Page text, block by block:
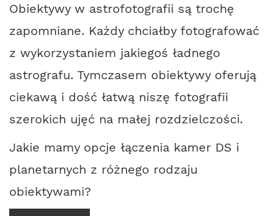
Obiektywy w astrofotografii są trochę
zapomniane. Każdy chciałby fotografować
z wykorzystaniem jakiegoś ładnego
astrografu. Tymczasem obiektywy oferują
ciekawą i dość łatwą niszę fotografii
szerokich ujęć na małej rozdzielczości.
Jakie mamy opcje łączenia kamer DS i
planetarnych z różnego rodzaju
obiektywami?